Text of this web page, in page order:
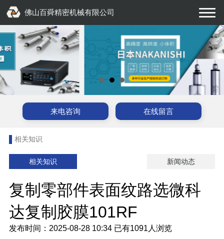
佛山百舜精密机械有限公司
来电咨询 在线留言
相关知识
相关知识 新闻动态
复制零部件表面纹路选微科
达复制胶膜101RF
发布时间：2025-08-28 10:34 已有1091人浏览